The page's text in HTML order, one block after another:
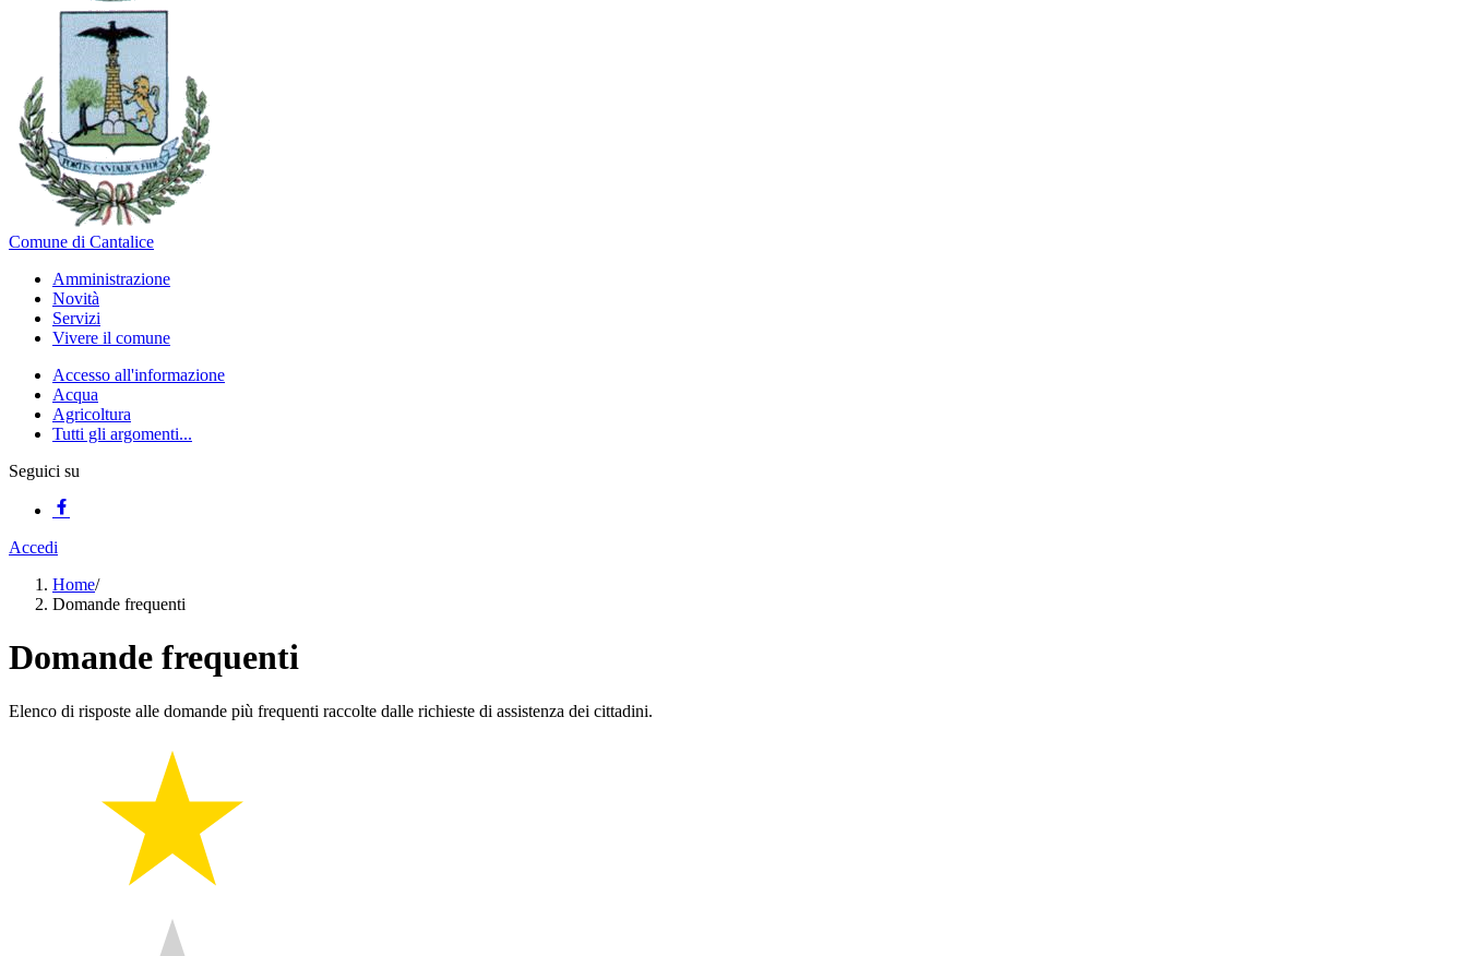
Comune di Cantalice
Amministrazione
Novità
Servizi
Vivere il comune
Accesso all'informazione
Acqua
Agricoltura
Tutti gli argomenti...
Seguici su
Accedi
Home/
Domande frequenti
Domande frequenti
Elenco di risposte alle domande più frequenti raccolte dalle richieste di assistenza dei cittadini.